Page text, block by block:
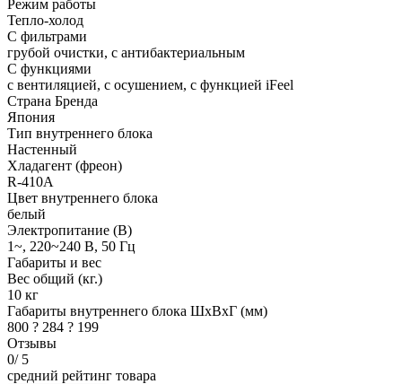
Режим работы
Тепло-холод
С фильтрами
грубой очистки, с антибактериальным
С функциями
с вентиляцией, с осушением, с функцией iFeel
Страна Бренда
Япония
Тип внутреннего блока
Настенный
Хладагент (фреон)
R-410A
Цвет внутреннего блока
белый
Электропитание (В)
1~, 220~240 В, 50 Гц
Габариты и вес
Вес общий (кг.)
10 кг
Габариты внутреннего блока ШхВхГ (мм)
800 ? 284 ? 199
Отзывы
0/ 5
средний рейтинг товара